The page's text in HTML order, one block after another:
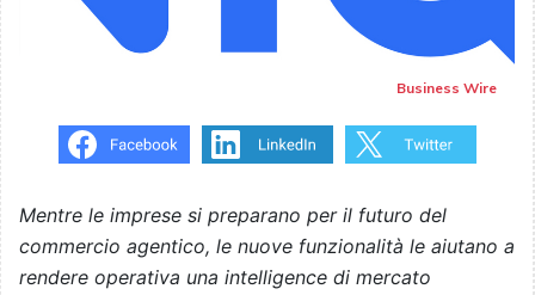
Business Wire
Mentre le imprese si preparano per il futuro del
commercio agentico, le nuove funzionalità le aiutano a
rendere operativa una intelligence di mercato